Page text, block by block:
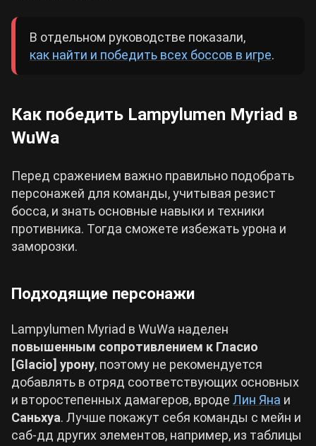
В отдельном руководстве показали,
как найти и победить всех боссов в игре.
Как победить Lampylumen Myriad в
WuWa
Перед сражением важно правильно подобрать
персонажей для команды, учитывая резист
босса, и знать основные навыки и техники
противника. Тогда сможете избежать урона и
заморозки.
Подходящие персонажи
Lampylumen Myriad в WuWa наделен
повышенным сопротивлением к Гласио
[Glacio] урону, поэтому не рекомендуется
добавлять в отряд соответствующих основных
и второстепенных дамагеров, вроде Лин Яна и
Саньхуа. Лучше покажут себя команды с мейн и
саб-дд других элементов, например, из таблицы